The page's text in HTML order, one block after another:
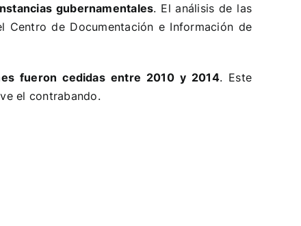
gubernamentales. El análisis de las
Centro de Documentación e Información de
fueron cedidas entre 2010 y 2014. Este
el contrabando.